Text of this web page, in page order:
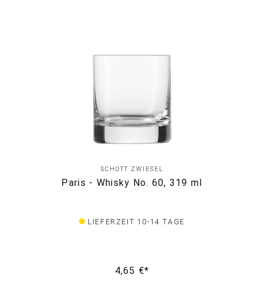
SCHOTT ZWIESEL
Paris - Whisky No. 60, 319 ml
LIEFERZEIT 10-14 TAGE
4,65 €*